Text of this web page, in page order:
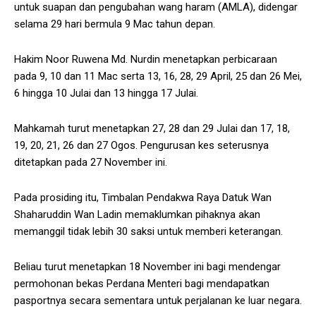
untuk suapan dan pengubahan wang haram (AMLA), didengar
selama 29 hari bermula 9 Mac tahun depan.
Hakim Noor Ruwena Md. Nurdin menetapkan perbicaraan
pada 9, 10 dan 11 Mac serta 13, 16, 28, 29 April, 25 dan 26 Mei,
6 hingga 10 Julai dan 13 hingga 17 Julai.
Mahkamah turut menetapkan 27, 28 dan 29 Julai dan 17, 18,
19, 20, 21, 26 dan 27 Ogos. Pengurusan kes seterusnya
ditetapkan pada 27 November ini.
Pada prosiding itu, Timbalan Pendakwa Raya Datuk Wan
Shaharuddin Wan Ladin memaklumkan pihaknya akan
memanggil tidak lebih 30 saksi untuk memberi keterangan.
Beliau turut menetapkan 18 November ini bagi mendengar
permohonan bekas Perdana Menteri bagi mendapatkan
pasportnya secara sementara untuk perjalanan ke luar negara.